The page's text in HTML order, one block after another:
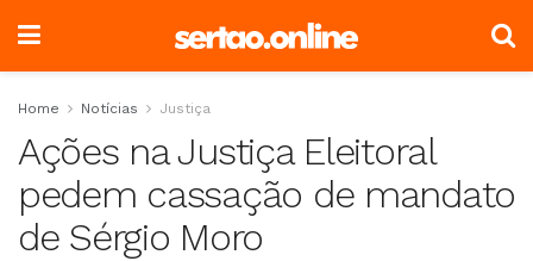
Home Notícias Justiça
Ações na Justiça Eleitoral
pedem cassação de mandato
de Sérgio Moro